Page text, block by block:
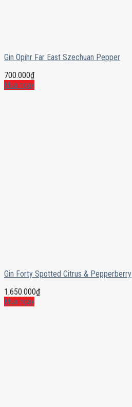
Gin Opihr Far East Szechuan Pepper
700.000₫
Mua ngay
Gin Forty Spotted Citrus & Pepperberry
1.650.000₫
Mua ngay